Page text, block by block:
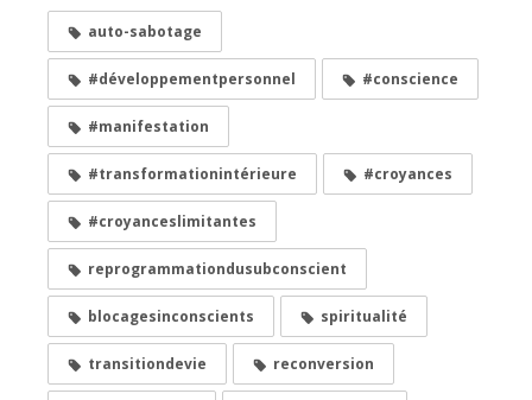
auto-sabotage
#développementpersonnel #conscience
#manifestation
#transformationintérieure #croyances
#croyanceslimitantes
reprogrammationdusubconscient
blocagesinconscients spiritualité
transitiondevie reconversion